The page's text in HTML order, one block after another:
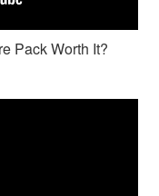
Pack Worth It?